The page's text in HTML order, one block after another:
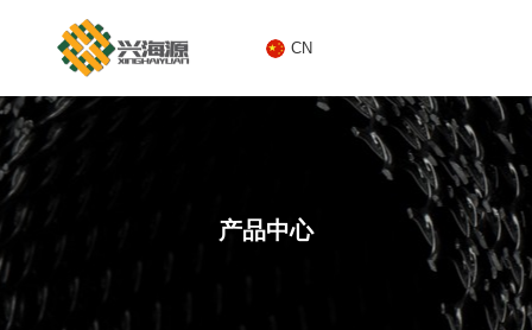
CN
CN
产品中心